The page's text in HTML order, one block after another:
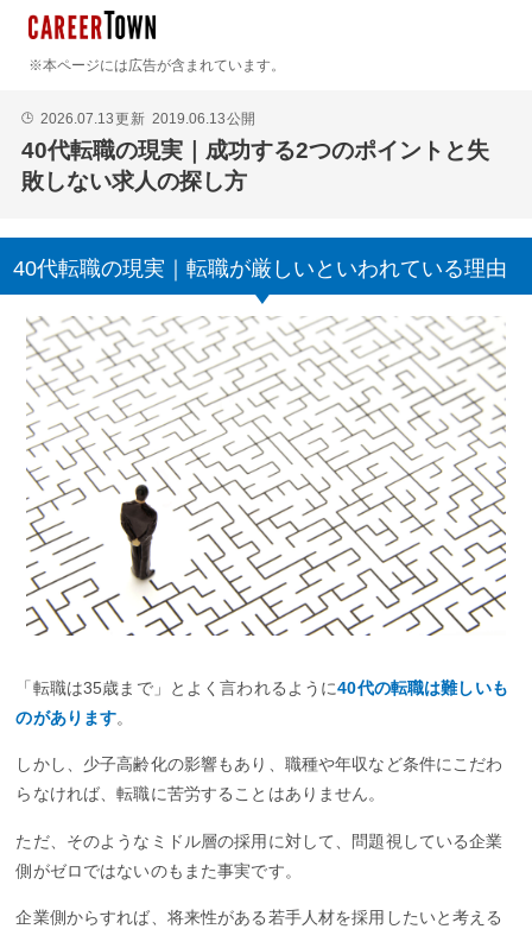
※本ページには広告が含まれています。
🕒 2026.07.13更新 2019.06.13公開
40代転職の現実｜成功する2つのポイントと失
敗しない求人の探し方
40代転職の現実｜転職が厳しいといわれている理由
「転職は35歳まで」とよく言われるように40代の転職は難しいも
のがあります。
しかし、少子高齢化の影響もあり、職種や年収など条件にこだわ
らなければ、転職に苦労することはありません。
ただ、そのようなミドル層の採用に対して、問題視している企業
側がゼロではないのもまた事実です。
企業側からすれば、将来性がある若手人材を採用したいと考える